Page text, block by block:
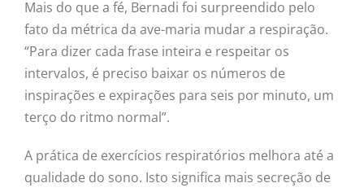
Mais do que a fé, Bernadi foi surpreendido pelo
fato da métrica da ave-maria mudar a respiração.
“Para dizer cada frase inteira e respeitar os
intervalos, é preciso baixar os números de
inspirações e expirações para seis por minuto, um
terço do ritmo normal”.
A prática de exercícios respiratórios melhora até a
qualidade do sono. Isto significa mais secreção de